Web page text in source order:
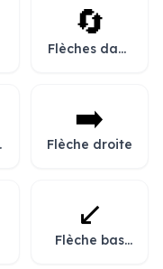
🔄
Flèches dans
➡️
Flèche droite
↙️
Flèche bas